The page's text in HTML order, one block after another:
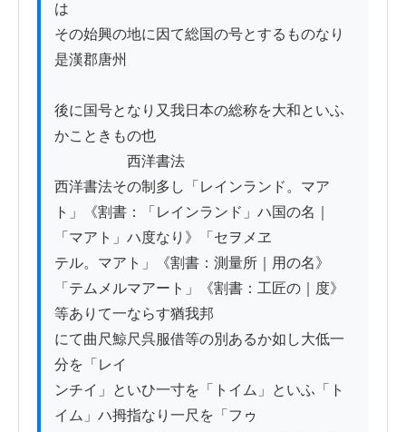
は
その始興の地に因て総国の号とするものなり
是漢郡唐州
後に国号となり又我日本の総称を大和といふ
かこときもの也
西洋書法
西洋書法その制多し「レインランド。マア
ト」《割書：「レインランド」ハ国の名｜
「マアト」ハ度なり》「セヲメヱ
テル。マアト」《割書：測量所｜用の名》
「テムメルマアート」《割書：工匠の｜度》
等ありて一ならす猶我邦
にて曲尺鯨尺呉服借等の別あるか如し大低一
分を「レイ
ンチイ」といひ一寸を「トイム」といふ「ト
イム」ハ拇指なり一尺を「フゥ